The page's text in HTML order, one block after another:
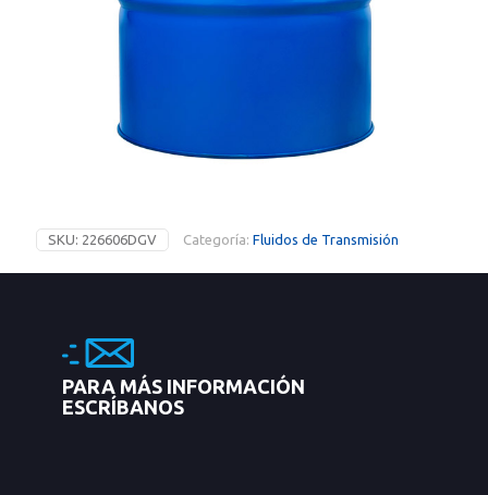
SKU: 226606DGV Categoría: Fluidos de Transmisión
PARA MÁS INFORMACIÓN
ESCRÍBANOS